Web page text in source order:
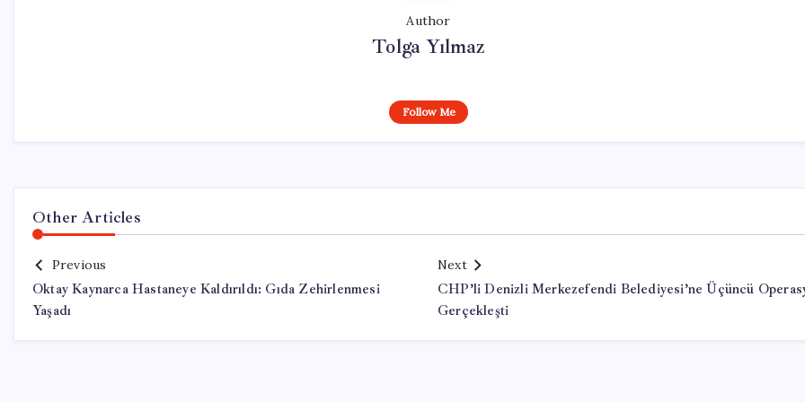
Author
Tolga Yılmaz
Follow Me
Other Articles
Previous
Oktay Kaynarca Hastaneye Kaldırıldı: Gıda Zehirlenmesi
Yaşadı
Next
CHP’li Denizli Merkezefendi Belediyesi’ne Üçüncü
Gerçekleşti